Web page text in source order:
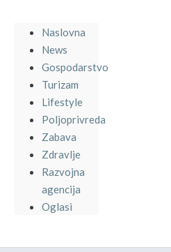
Naslovna
News
Gospodarstvo
Turizam
Lifestyle
Poljoprivreda
Zabava
Zdravlje
Razvojna
agencija
Oglasi